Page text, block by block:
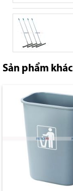
Sản phẩm khác